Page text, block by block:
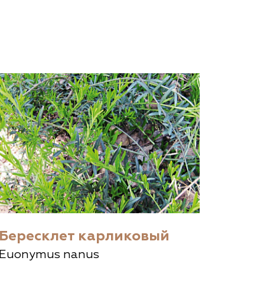
Бересклет карликовый
Euonymus nanus